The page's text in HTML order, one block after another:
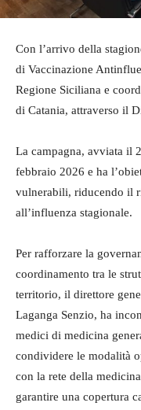
Con l’arrivo della
di Vaccinazione
Regione Siciliana e
di Catania, attraverso il
La campagna, avviata il
febbraio 2026 e ha
vulnerabili, riducendo il
all’influenza stagionale.
Per rafforzare la
coordinamento tra le
territorio, il direttore
Laganga Senzio, ha
medici di medicina
condividere le modalità
con la rete della
garantire una copertura